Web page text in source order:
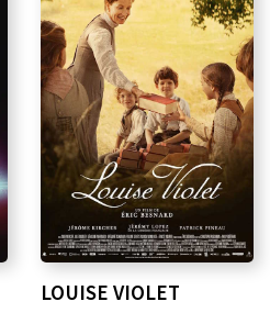
LOUISE VIOLET